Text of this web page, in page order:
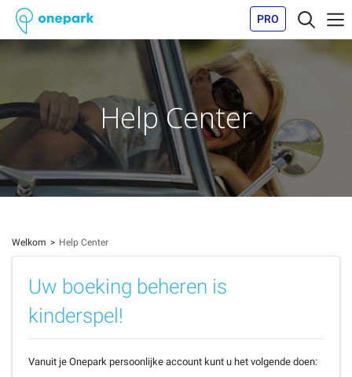
PRO
Help Center
Welkom Help Center
Uw boeking beheren is
kinderspel!
Vanuit je Onepark persoonlijke account kunt u het volgende doen: